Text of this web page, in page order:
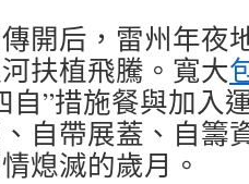
開后，雷州年夜
扶植飛騰。寬大
自”措施餐與加入
自帶展蓋、自籌
熄滅的歲月。